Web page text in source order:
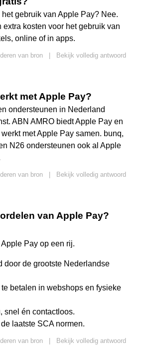
gebruik van Apple Pay? Nee.
extra kosten voor het gebruik van
online of in apps.
van bron
Bekijk volledig antwoord
met Apple Pay?
ondersteunen in Nederland
ABN AMRO biedt Apple Pay en
met Apple Pay samen. bunq,
N26 ondersteunen ook al Apple
van bron
Bekijk volledig antwoord
van Apple Pay?
Pay op een rij.
door de grootste Nederlandse
te betalen in webshops en fysieke
snel én contactloos.
laatste SCA normen.
van bron
Bekijk volledig antwoord